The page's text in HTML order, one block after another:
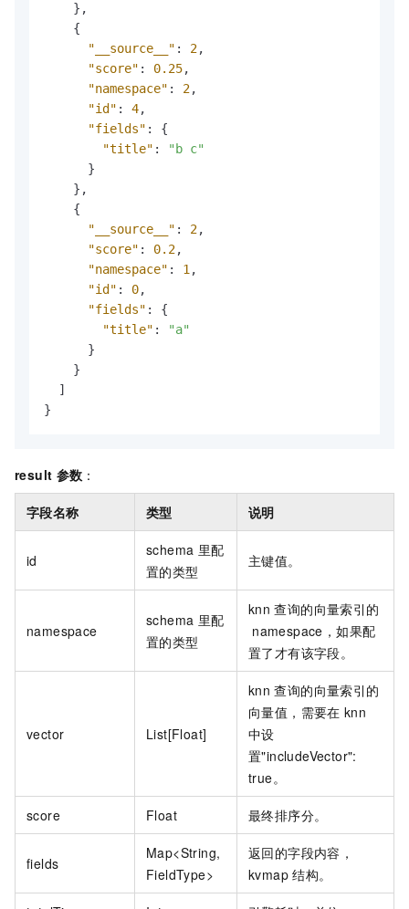
} ,
{
"__source__" : 2,
"score" : 0.25,
"namespace" : 2,
"id" : 4,
"fields" :
{
"title" :
"b c"
}
} ,
{
"__source__" : 2,
"score" : 0.2,
"namespace" : 1,
"id" : 0,
"fields" :
{
"title" :
"a"
}
}
]
}
result 参数 ：
字段名称 类型 说明
id
schema 里配
置的类型
主键值。
namespace
schema 里配
置的类型
knn 查询的向量索引的
namespace，如果配
置了才有该字段。
vector List[Float]
knn 查询的向量索引的
向量值，需要在 knn
中设
置"includeVector":
true。
score Float 最终排序分。
fields
Map<String,
FieldType>
返回的字段内容，
kvmap 结构。